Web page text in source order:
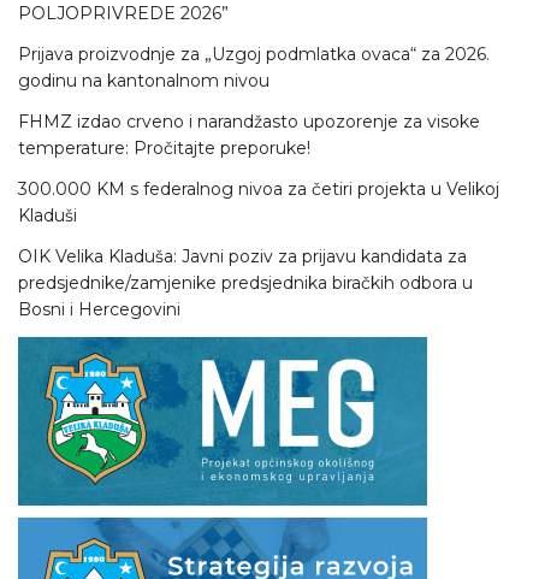
POLJOPRIVREDE 2026”
Prijava proizvodnje za „Uzgoj podmlatka ovaca“ za 2026.
godinu na kantonalnom nivou
FHMZ izdao crveno i narandžasto upozorenje za visoke
temperature: Pročitajte preporuke!
300.000 KM s federalnog nivoa za četiri projekta u Velikoj
Kladuši
OIK Velika Kladuša: Javni poziv za prijavu kandidata za
predsjednike/zamjenike predsjednika biračkih odbora u
Bosni i Hercegovini